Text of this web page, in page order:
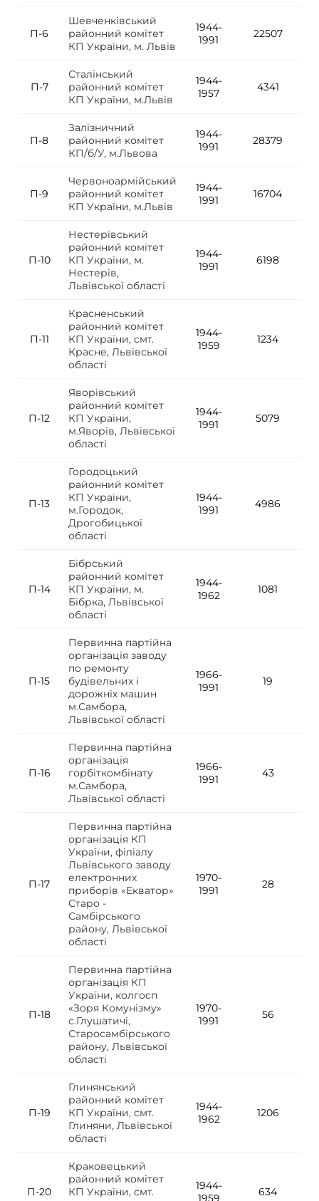
П-6
Шевченківський
районний комітет
КП України, м. Львів
1944-
1991
22507
П-7
Сталінський
районний комітет
КП України, м.Львів
1944-
1957
4341
П-8
Залізничний
районний комітет
КП/б/У, м.Львова
1944-
1991
28379
П-9
Червоноармійський
районний комітет
КП України, м.Львів
1944-
1991
16704
П-10
Нестерівський
районний комітет
КП України, м.
Нестерів,
Львівської області
1944-
1991
6198
П-11
Красненський
районний комітет
КП України, смт.
Красне, Львівської
області
1944-
1959
1234
П-12
Яворівський
районний комітет
КП України,
м.Яворів, Львівської
області
1944-
1991
5079
П-13
Городоцький
районний комітет
КП України,
м.Городок,
Дрогобицької
області
1944-
1991
4986
П-14
Бібрський
районний комітет
КП України, м.
Бібрка, Львівської
області
1944-
1962
1081
П-15
Первинна партійна
організація заводу
по ремонту
будівельних і
дорожніх машин
м.Самбора,
Львівської області
1966-
1991
19
П-16
Первинна партійна
організація
горбіткомбінату
м.Самбора,
Львівської області
1966-
1991
43
П-17
Первинна партійна
організація КП
України, філіалу
Львівського заводу
електронних
приборів «Екватор»
Старо -
Самбірського
району, Львівської
області
1970-
1991
28
П-18
Первинна партійна
організація КП
України, колгосп
«Зоря Комунізму»
с.Глушатичі,
Старосамбірського
району, Львівської
області
1970-
1991
56
П-19
Глинянський
районний комітет
КП України, смт.
Глиняни, Львівської
області
1944-
1962
1206
П-20
Краковецький
районний комітет
КП України, смт.
1944-
1959
634